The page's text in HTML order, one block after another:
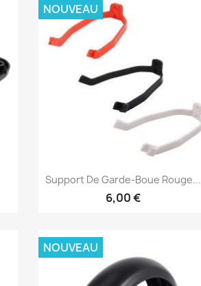
Aperçu rapide
Support De Garde-Boue Rouge...
6,00 €
NOUVEAU
NOUVEAU